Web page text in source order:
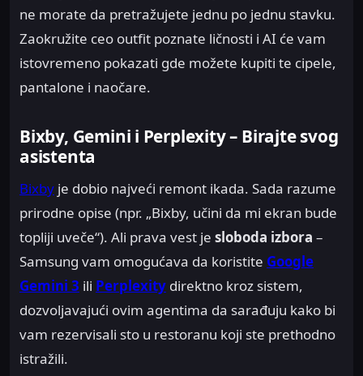
ne morate da pretražujete jednu po jednu stavku.
Zaokružite ceo outfit poznate ličnosti i AI će vam
istovremeno pokazati gde možete kupiti te cipele,
pantalone i naočare.
Bixby, Gemini i Perplexity – Birajte svog
asistenta
Bixby je dobio najveći remont ikada. Sada razume
prirodne opise (npr. „Bixby, učini da mi ekran bude
topliji uveče“). Ali prava vest je sloboda izbora –
Samsung vam omogućava da koristite Google
Gemini 3 ili Perplexity direktno kroz sistem,
dozvoljavajući ovim agentima da sarađuju kako bi
vam rezervisali sto u restoranu koji ste prethodno
istražili.